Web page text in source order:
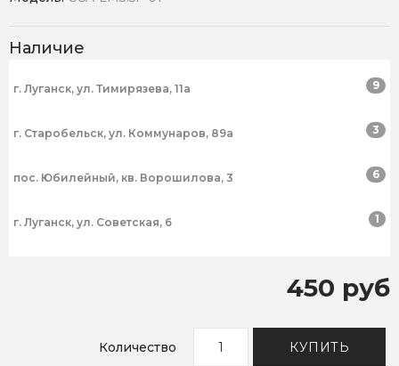
Наличие
г. Луганск, ул. Тимирязева, 11а 9
г. Старобельск, ул. Коммунаров, 89а 3
пос. Юбилейный, кв. Ворошилова, 3 6
г. Луганск, ул. Советская, 6 1
450 руб
Количество КУПИТЬ